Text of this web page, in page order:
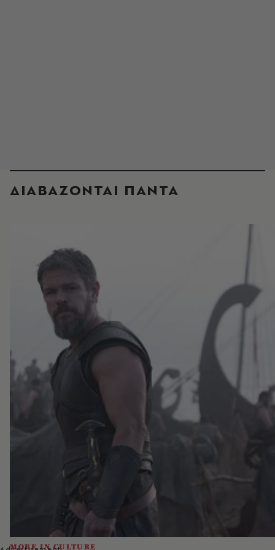
ΔΙΑΒΑΖΟΝΤΑΙ ΠΑΝΤΑ
MORE IN CULTURE